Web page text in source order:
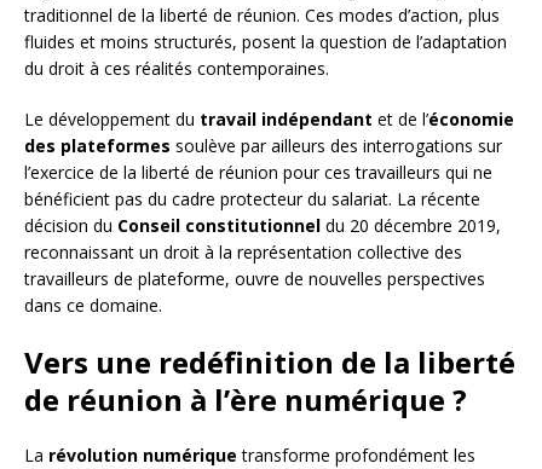
traditionnel de la liberté de réunion. Ces modes d’action, plus
fluides et moins structurés, posent la question de l’adaptation
du droit à ces réalités contemporaines.
Le développement du travail indépendant et de l’économie
des plateformes soulève par ailleurs des interrogations sur
l’exercice de la liberté de réunion pour ces travailleurs qui ne
bénéficient pas du cadre protecteur du salariat. La récente
décision du Conseil constitutionnel du 20 décembre 2019,
reconnaissant un droit à la représentation collective des
travailleurs de plateforme, ouvre de nouvelles perspectives
dans ce domaine.
Vers une redéfinition de la liberté
de réunion à l’ère numérique ?
La révolution numérique transforme profondément les